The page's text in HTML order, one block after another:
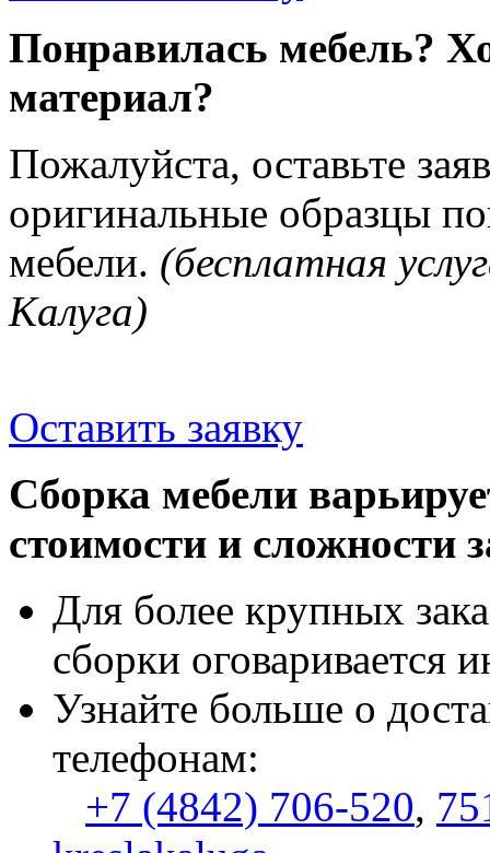
Понравилась мебель?
материал?
Пожалуйста, оставьте
оригинальные образцы
мебели. (бесплатная
Калуга)
Оставить заявку
Сборка мебели
стоимости и сложности
Для более крупных
сборки оговаривается
Узнайте больше о
телефонам:
+7 (4842) 706-520,